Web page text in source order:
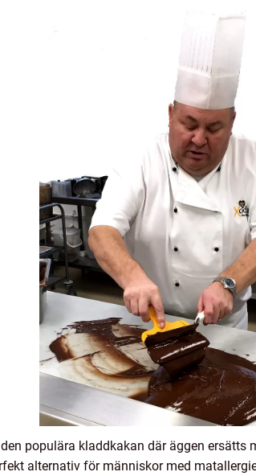
populära kladdkakan där äggen
alternativ för människor med